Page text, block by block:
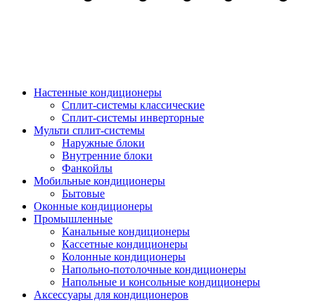
Настенные кондиционеры
Сплит-системы классические
Сплит-системы инверторные
Мульти сплит-системы
Наружные блоки
Внутренние блоки
Фанкойлы
Мобильные кондиционеры
Бытовые
Оконные кондиционеры
Промышленные
Канальные кондиционеры
Кассетные кондиционеры
Колонные кондиционеры
Напольно-потолочные кондиционеры
Напольные и консольные кондиционеры
Аксессуары для кондиционеров